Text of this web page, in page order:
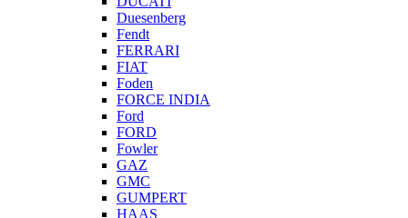
Duesenberg
Fendt
FERRARI
FIAT
Foden
FORCE INDIA
Ford
FORD
Fowler
GAZ
GMC
GUMPERT
HAAS